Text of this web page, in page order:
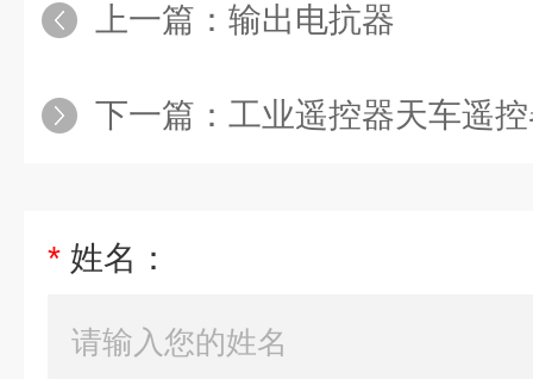
上一篇： 输出电抗器
下一篇： 工业遥控器天车遥
* 姓名：